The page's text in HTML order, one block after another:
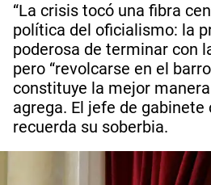
“La crisis tocó una fibra
política del oficialismo: la
poderosa de terminar con
pero “revolcarse en el
constituye la mejor
agrega. El jefe de gabinete
recuerda su soberbia.